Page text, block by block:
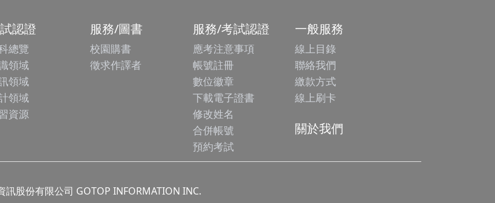
認證
總覽
領域
領域
領域
資源
服務/圖書
校園購書
徵求作譯者
服務/考試認證
應考注意事項
帳號註冊
數位徽章
下載電子證書
修改姓名
合併帳號
預約考試
一般服務
線上目錄
聯絡我們
繳款方式
線上刷卡
關於我們
訊股份有限公司 GOTOP INFORMATION INC.